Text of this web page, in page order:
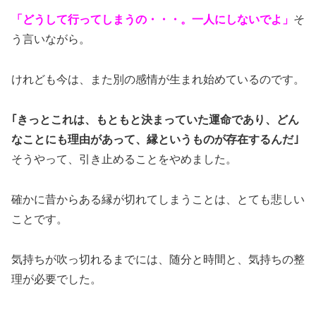
「どうして行ってしまうの・・・。一人にしないでよ」 そ
う言いながら。
けれども今は、また別の感情が生まれ始めているのです。
｢きっとこれは、もともと決まっていた運命であり、どん
なことにも理由があって、縁というものが存在するんだ｣
そうやって、引き止めることをやめました。
確かに昔からある縁が切れてしまうことは、とても悲しい
ことです。
気持ちが吹っ切れるまでには、随分と時間と、気持ちの整
理が必要でした。